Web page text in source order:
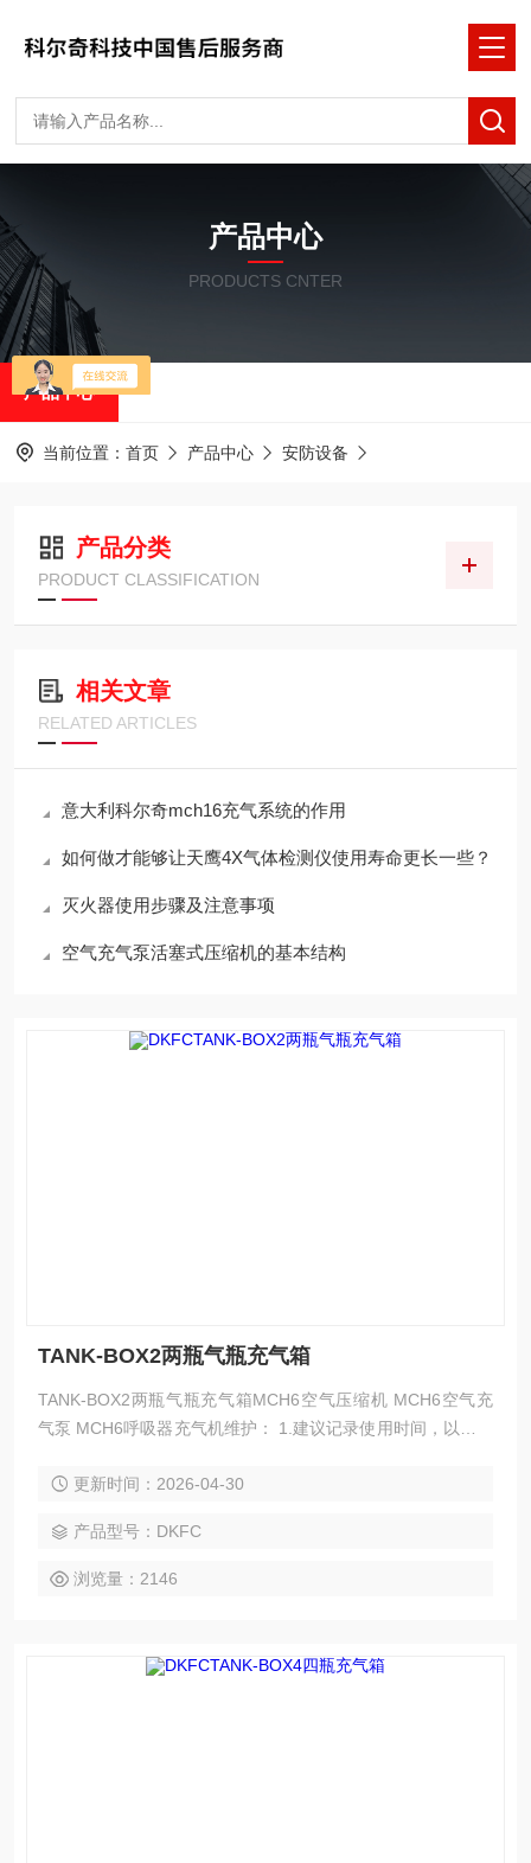
产品中心
PRODUCTS CNTER
产品中心
当前位置： 首页 产品中心 安防设备
产品分类
PRODUCT CLASSIFICATION
相关文章
RELATED ARTICLES
意大利科尔奇mch16充气系统的作用
如何做才能够让天鹰4X气体检测仪使用寿命更长一些？
灭火器使用步骤及注意事项
空气充气泵活塞式压缩机的基本结构
TANK-BOX2两瓶气瓶充气箱
TANK-BOX2两瓶气瓶充气箱MCH6空气压缩机 MCH6空气充
气泵 MCH6呼吸器充气机维护： 1.建议记录使用时间，以便及
间和维护内容，一般累计使用50个小时或者半年时间更换。
更新时间：2026-04-30
产品型号：DKFC
浏览量：2146